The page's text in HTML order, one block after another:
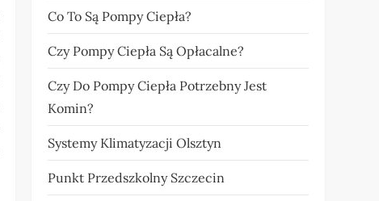
Co To Są Pompy Ciepła?
Czy Pompy Ciepła Są Opłacalne?
Czy Do Pompy Ciepła Potrzebny Jest
Komin?
Systemy Klimatyzacji Olsztyn
Punkt Przedszkolny Szczecin